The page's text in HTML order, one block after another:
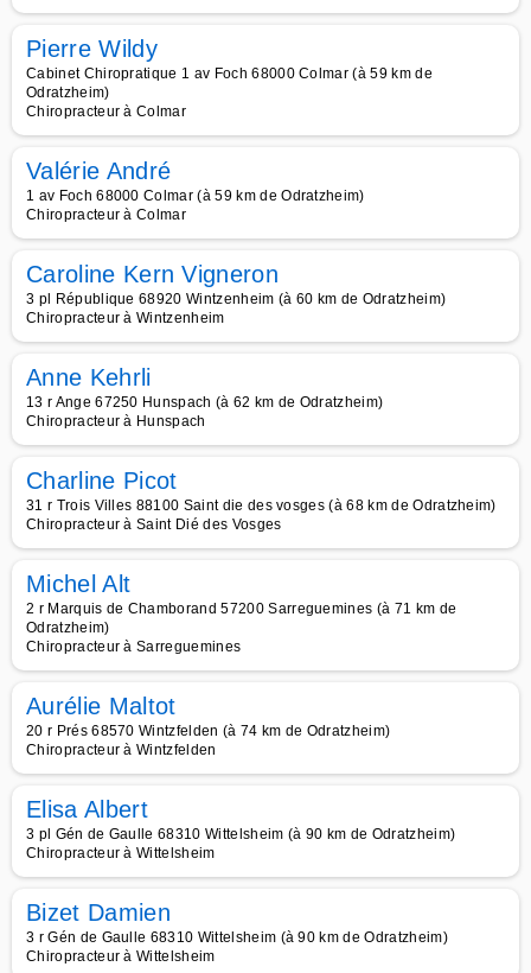
Pierre Wildy
Cabinet Chiropratique 1 av Foch 68000 Colmar (à 59 km de
Odratzheim)
Chiropracteur à Colmar
Valérie André
1 av Foch 68000 Colmar (à 59 km de Odratzheim)
Chiropracteur à Colmar
Caroline Kern Vigneron
3 pl République 68920 Wintzenheim (à 60 km de Odratzheim)
Chiropracteur à Wintzenheim
Anne Kehrli
13 r Ange 67250 Hunspach (à 62 km de Odratzheim)
Chiropracteur à Hunspach
Charline Picot
31 r Trois Villes 88100 Saint die des vosges (à 68 km de Odratzheim)
Chiropracteur à Saint Dié des Vosges
Michel Alt
2 r Marquis de Chamborand 57200 Sarreguemines (à 71 km de
Odratzheim)
Chiropracteur à Sarreguemines
Aurélie Maltot
20 r Prés 68570 Wintzfelden (à 74 km de Odratzheim)
Chiropracteur à Wintzfelden
Elisa Albert
3 pl Gén de Gaulle 68310 Wittelsheim (à 90 km de Odratzheim)
Chiropracteur à Wittelsheim
Bizet Damien
3 r Gén de Gaulle 68310 Wittelsheim (à 90 km de Odratzheim)
Chiropracteur à Wittelsheim